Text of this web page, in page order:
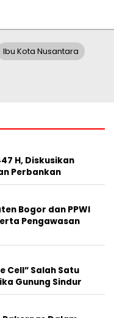
Ibu Kota Nusantara
H, Diskusikan
Perbankan
Bogor dan PPWI
Pengawasan
Cell” Salah Satu
Gunung Sindur